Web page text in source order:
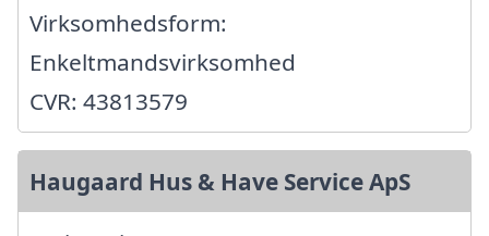
Virksomhedsform:
Enkeltmandsvirksomhed
CVR: 43813579
Haugaard Hus & Have Service ApS